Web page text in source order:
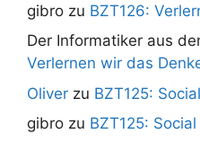
gibro zu BZT126:
Der Informatiker aus
Verlernen wir das
Oliver zu BZT125:
gibro zu BZT125: